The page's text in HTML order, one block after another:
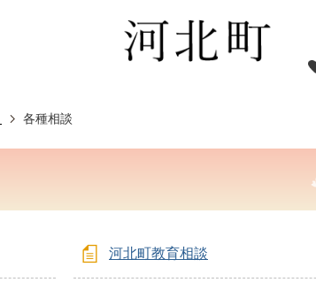
各種相談
河北町教育相談